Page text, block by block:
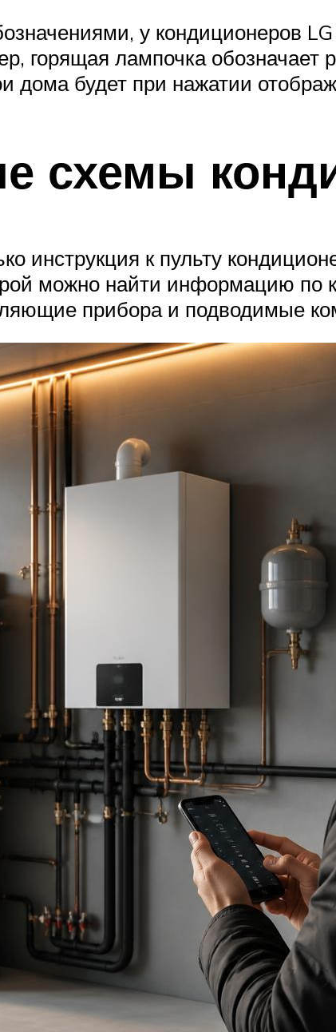
у кондиционеров
лампочка обозначает
дома будет при нажатии
схемы
инструкция к пульту
можно найти информацию по
прибора и подводимые